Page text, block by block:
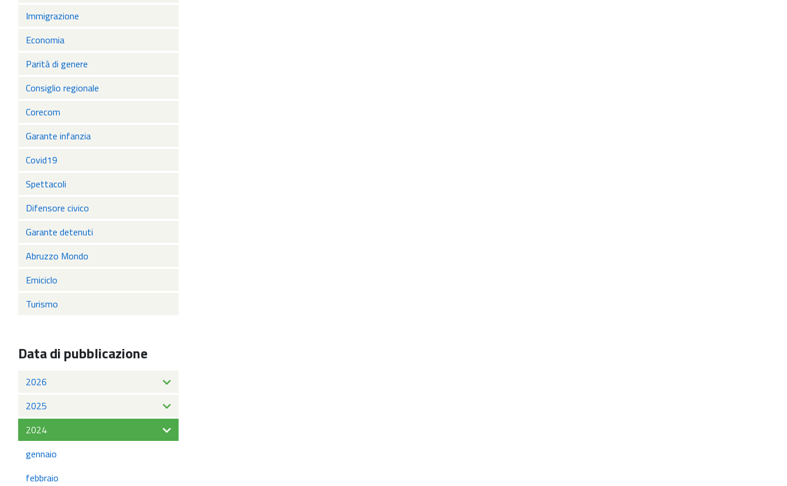
Immigrazione
Economia
Parità di genere
Consiglio regionale
Corecom
Garante infanzia
Covid19
Spettacoli
Difensore civico
Garante detenuti
Abruzzo Mondo
Emiciclo
Turismo
Data di pubblicazione
2026
2025
2024
gennaio
febbraio